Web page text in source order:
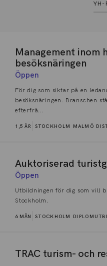
YH-
Management inom
besöksnäringen
Öppen
För dig som siktar på en
besöksnäringen. Branschen
efterfrå...
1,5 ÅR STOCKHOLM MALMÖ
Auktoriserad
Öppen
Utbildningen för dig som vill
Stockholm.
6 MÅN STOCKHOLM
TRAC turism- och